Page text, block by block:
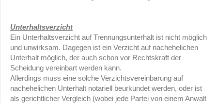
Unterhaltsverzicht
Ein Unterhaltsverzicht auf Trennungsunterhalt ist nicht möglich
und unwirksam. Dagegen ist ein Verzicht auf nachehelichen
Unterhalt möglich, der auch schon vor Rechtskraft der
Scheidung vereinbart werden kann.
Allerdings muss eine solche Verzichtsvereinbarung auf
nachehelichen Unterhalt notariell beurkundet werden, oder ist
als gerichtlicher Vergleich (wobei jede Partei von einem Anwalt